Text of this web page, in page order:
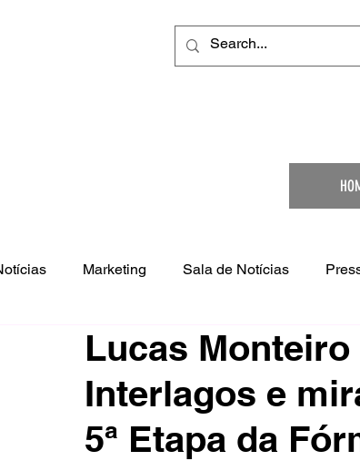
Marketing Sala de Notícias
Lucas
Interlagos e
5ª Etapa da